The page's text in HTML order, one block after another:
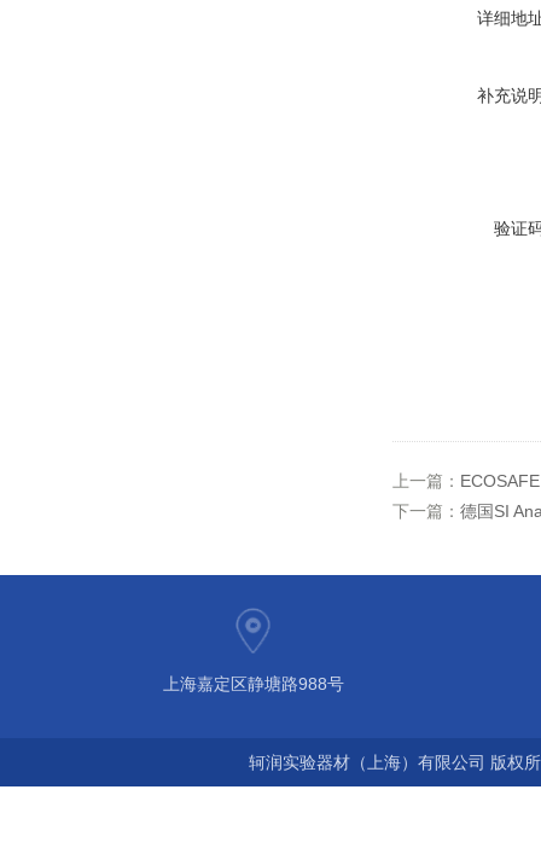
详细地
补充说
验证
上一篇：
下一篇： 德国SI
上海嘉定区静塘路988号
轲润实验器材（上海）有限公司 版权